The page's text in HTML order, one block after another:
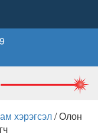
хэрэгсэл/ Олон